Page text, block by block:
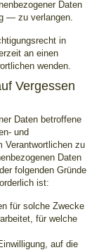
Daten
— zu verlangen.
in
an einen
wenden.
Vergessen
Daten betroffene
und
Verantwortlichen zu
Daten
folgenden Gründe
ist:
für solche Zwecke
für welche
auf die